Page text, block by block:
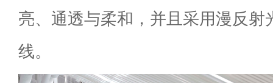
亮、通透与柔和，并且采用漫反射
线。